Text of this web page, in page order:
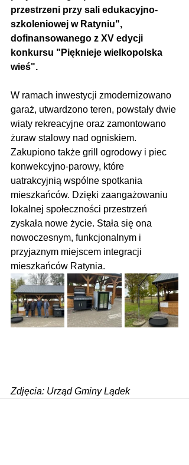
przestrzeni przy sali edukacyjno-
szkoleniowej w Ratyniu",
dofinansowanego z XV edycji
konkursu "Pięknieje wielkopolska
wieś".
W ramach inwestycji zmodernizowano
garaż, utwardzono teren, powstały dwie
wiaty rekreacyjne oraz zamontowano
żuraw stalowy nad ogniskiem.
Zakupiono także grill ogrodowy i piec
konwekcyjno-parowy, które
uatrakcyjnią wspólne spotkania
mieszkańców. Dzięki zaangażowaniu
lokalnej społeczności przestrzeń
zyskała nowe życie. Stała się ona
nowoczesnym, funkcjonalnym i
przyjaznym miejscem integracji
mieszkańców Ratynia.
Zdjęcia: Urząd Gminy Lądek